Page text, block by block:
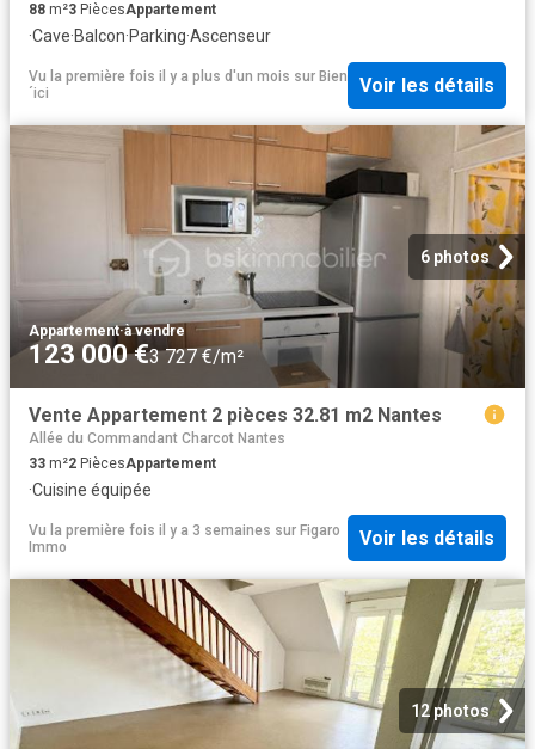
88 m²3 PiècesAppartement
·Cave·Balcon·Parking·Ascenseur
Vu la première fois il y a plus d'un mois sur Bien
´ici
Voir les détails
6 photos
Appartement·à vendre
123 000 €3 727 €/m²
Vente Appartement 2 pièces 32.81 m2 Nantes
Allée du Commandant Charcot Nantes
33 m²2 PiècesAppartement
·Cuisine équipée
Vu la première fois il y a 3 semaines sur Figaro
Immo
Voir les détails
12 photos